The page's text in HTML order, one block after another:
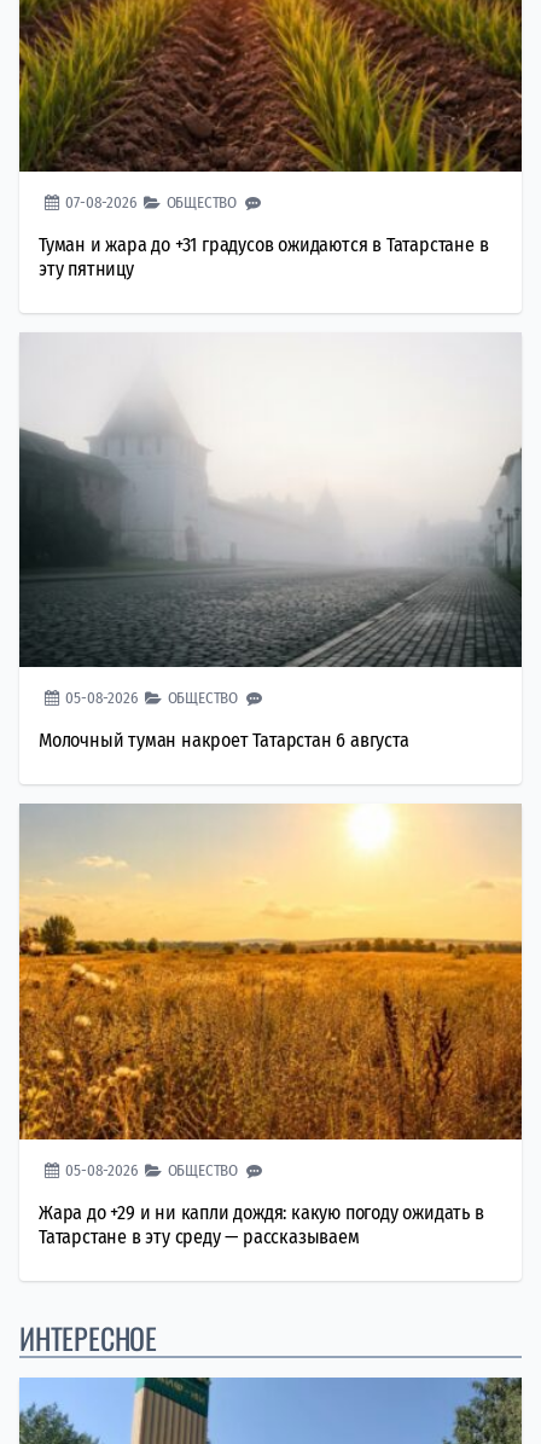
07-08-2026 ОБЩЕСТВО
Туман и жара до +31 градусов ожидаются в Татарстане в
эту пятницу
05-08-2026 ОБЩЕСТВО
Молочный туман накроет Татарстан 6 августа
05-08-2026 ОБЩЕСТВО
Жара до +29 и ни капли дождя: какую погоду ожидать в
Татарстане в эту среду — рассказываем
ИНТЕРЕСНОЕ